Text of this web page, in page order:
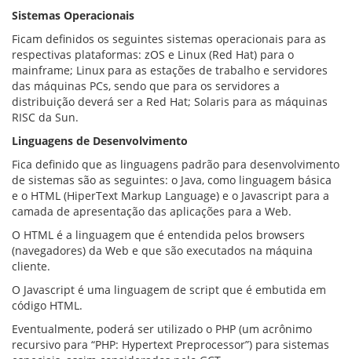
GESTÃO DE PESSOAS
COLABORADORES
PLR
PARTICIPAÇÃO NOS LUCROS E RESULTADOS
CONSULTA MEUS RECURSOS PLR
CONSULTA TODOS RECURSOS PLR
PLR
SERVIÇOS
PGDE - PROGRAMA DE GERENCIAMENTO DO
DESEMPENHO DOS EMPREGADOS DA EMPREL
AFASTAMENTOS DOS FUNCIONÁRIOS
CAPACITAÇÃO
EVENTOS DA EMPREL
PPP - PERFIL PROFISSIOGRÁFICO
PROGRAMA QUALIDADE DE VIDA
PROGRAMA DE ESTAGIÁRIO
PGDE 2022
PGDE 2023
Sistemas Operacionais
Ficam definidos os seguintes sistemas operacionais para as
respectivas plataformas: zOS e Linux (Red Hat) para o
mainframe; Linux para as estações de trabalho e servidores
das máquinas PCs, sendo que para os servidores a
distribuição deverá ser a Red Hat; Solaris para as máquinas
RISC da Sun.
Linguagens de Desenvolvimento
Fica definido que as linguagens padrão para desenvolvimento
de sistemas são as seguintes: o Java, como linguagem básica
e o HTML (HiperText Markup Language) e o Javascript para a
camada de apresentação das aplicações para a Web.
O HTML é a linguagem que é entendida pelos browsers
(navegadores) da Web e que são executados na máquina
cliente.
O Javascript é uma linguagem de script que é embutida em
código HTML.
Eventualmente, poderá ser utilizado o PHP (um acrônimo
recursivo para “PHP: Hypertext Preprocessor”) para sistemas